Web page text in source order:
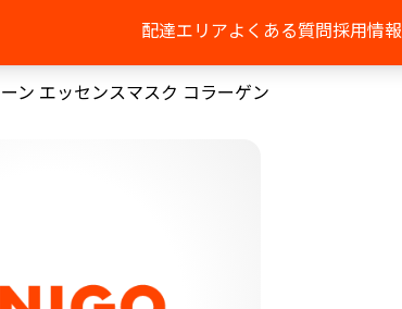
配達エリアよくある質問採用情報
ン エッセンスマスク コラーゲン